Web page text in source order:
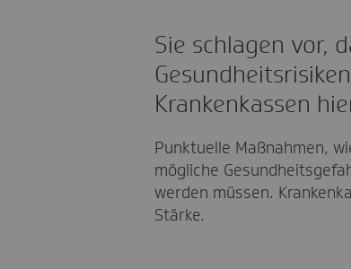
Sie schlagen vor,
Krankenkassen
Punktuelle Maßnahmen,
mögliche
werden müssen.
Stärke.